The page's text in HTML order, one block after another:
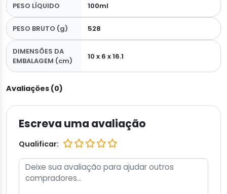
PESO LÍQUIDO 100ml
PESO BRUTO (g) 528
DIMENSÕES DA
EMBALAGEM (cm)
10 x 6 x 16.1
Avaliações (0)
Escreva uma avaliação
Qualificar: